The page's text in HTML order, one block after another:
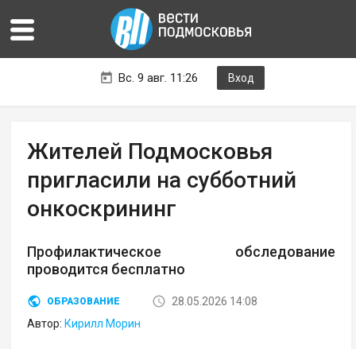
Вс. 9 авг. 11:26 Вход
Жителей Подмосковья
пригласили на субботний
онкоскрининг
Профилактическое обследование
проводится бесплатно
ОБРАЗОВАНИЕ
28.05.2026 14:08
Автор: Кирилл Морин